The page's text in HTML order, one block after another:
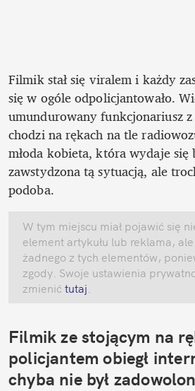
Filmik stał się viralem i każdy
się w ogóle odpolicjantowało.
umundurowany funkcjonariusz
chodzi na rękach na tle
młoda kobieta, która wydaje się
zawstydzona tą sytuacją, ale
podoba.
W tym miejscu miał pojawić się
element artykułu lub reklama,
żadnego z tych elementów,
zgody. Swoje ustawienia
zmienić tutaj.
Filmik ze stojącym na
policjantem obiegł
chyba nie był